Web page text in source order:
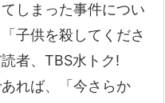
しまった事件につい
子供を殺してくださ
者、TBS水トク!
れば、「今さらか